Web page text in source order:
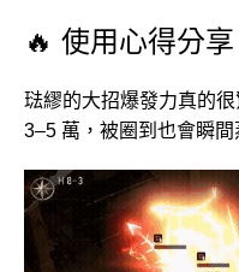
🔥 使用心得分享
琺繆的大招爆發力真的
3–5 萬，被圈到也會瞬間